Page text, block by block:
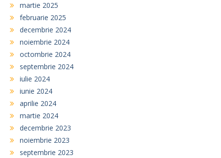
martie 2025
februarie 2025
decembrie 2024
noiembrie 2024
octombrie 2024
septembrie 2024
iulie 2024
iunie 2024
aprilie 2024
martie 2024
decembrie 2023
noiembrie 2023
septembrie 2023